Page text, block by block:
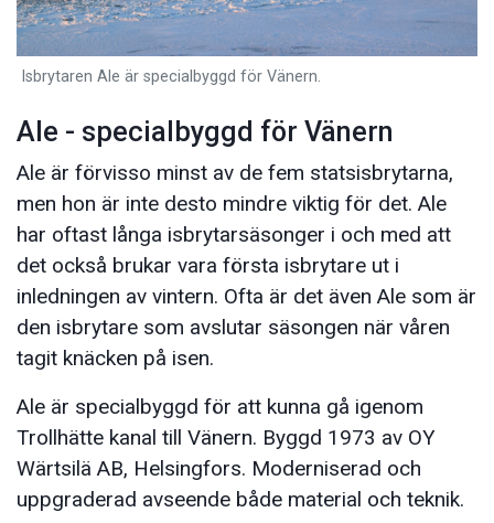
Isbrytaren Ale är specialbyggd för Vänern.
Ale - specialbyggd för Vänern
Ale är förvisso minst av de fem statsisbrytarna,
men hon är inte desto mindre viktig för det. Ale
har oftast långa isbrytarsäsonger i och med att
det också brukar vara första isbrytare ut i
inledningen av vintern. Ofta är det även Ale som är
den isbrytare som avslutar säsongen när våren
tagit knäcken på isen.
Ale är specialbyggd för att kunna gå igenom
Trollhätte kanal till Vänern. Byggd 1973 av OY
Wärtsilä AB, Helsingfors. Moderniserad och
uppgraderad avseende både material och teknik.